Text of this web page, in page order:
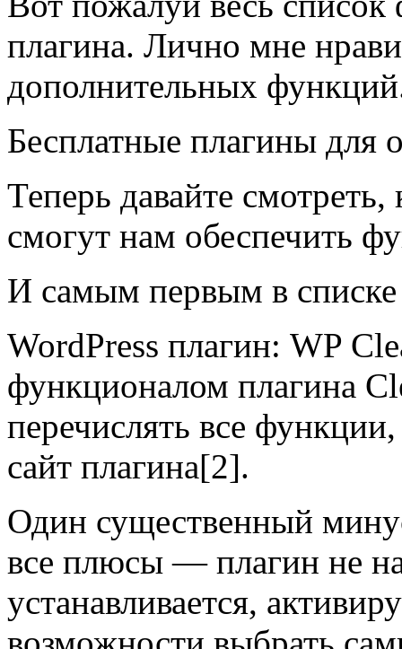
плагина. Лично мне
дополнительных
Бесплатные плагины для
Теперь давайте
смогут нам обеспечить
И самым первым в списке
WordPress плагин: WP
функционалом плагина
перечислять все
сайт плагина[2].
Один существенный
все плюсы — плагин не
устанавливается,